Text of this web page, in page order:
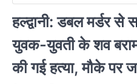
हल्द्वानी: डबल मर्डर
युवक-युवती के शव
की गई हत्या, मौके पर